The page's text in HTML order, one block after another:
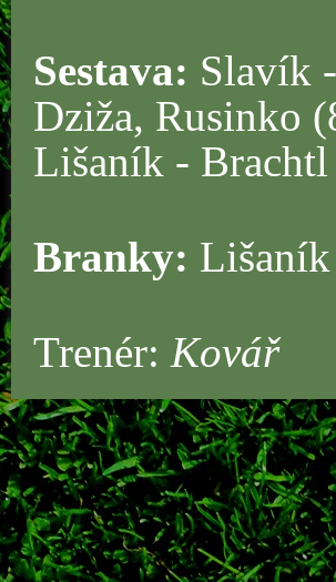
Sestava: Slavík
Dziža, Rusinko
Lišaník -
Branky: Lišaník
Trenér: Kovář